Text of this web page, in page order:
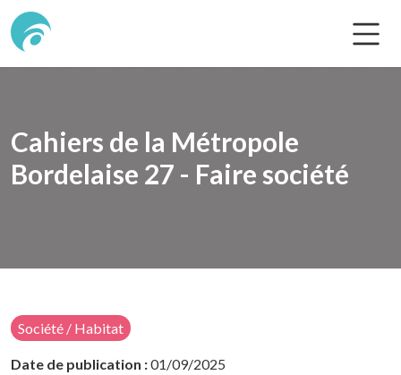
Cahiers de la Métropole
Bordelaise 27 - Faire société
Société / Habitat
Date de publication :01/09/2025